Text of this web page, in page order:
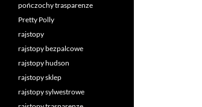
pończochy trasparenze
Pretty Polly
rajstopy
rajstopy bezpalcowe
rajstopy hudson
rajstopy sklep
rajstopy sylwestrowe